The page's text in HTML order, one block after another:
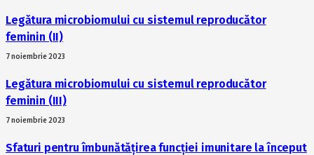
Legătura microbiomului cu sistemul reproducător
feminin (II)
7 noiembrie 2023
Legătura microbiomului cu sistemul reproducător
feminin (III)
7 noiembrie 2023
Sfaturi pentru îmbunătățirea funcției imunitare la început